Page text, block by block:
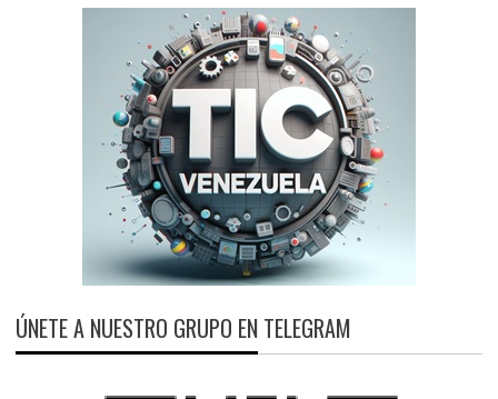
ÚNETE A NUESTRO GRUPO EN TELEGRAM